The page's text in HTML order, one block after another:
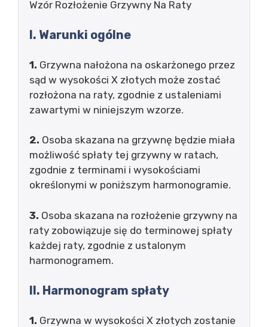
Wzór Rozłożenie Grzywny Na Raty
I. Warunki ogólne
1. Grzywna nałożona na oskarżonego przez
sąd w wysokości X złotych może zostać
rozłożona na raty, zgodnie z ustaleniami
zawartymi w niniejszym wzorze.
2. Osoba skazana na grzywnę będzie miała
możliwość spłaty tej grzywny w ratach,
zgodnie z terminami i wysokościami
określonymi w poniższym harmonogramie.
3. Osoba skazana na rozłożenie grzywny na
raty zobowiązuje się do terminowej spłaty
każdej raty, zgodnie z ustalonym
harmonogramem.
II. Harmonogram spłaty
1. Grzywna w wysokości X złotych zostanie